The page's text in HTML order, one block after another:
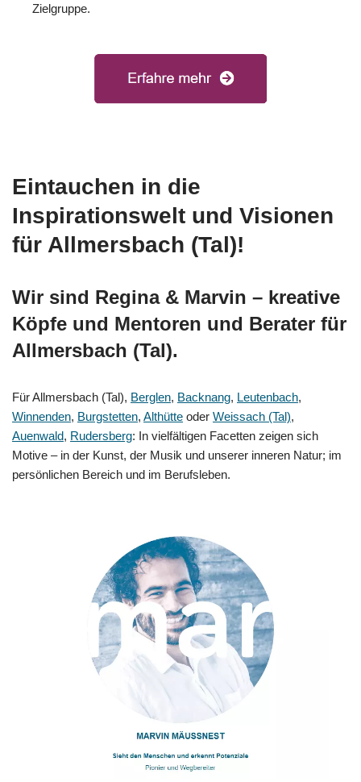
Zielgruppe.
Eintauchen in die
Inspirationswelt und Visionen
für Allmersbach (Tal)!
Wir sind Regina & Marvin – kreative
Köpfe und Mentoren und Berater für
Allmersbach (Tal).
Für Allmersbach (Tal), Berglen, Backnang, Leutenbach,
Winnenden, Burgstetten, Althütte oder Weissach (Tal),
Auenwald, Rudersberg: In vielfältigen Facetten zeigen sich
Motive – in der Kunst, der Musik und unserer inneren Natur; im
persönlichen Bereich und im Berufsleben.